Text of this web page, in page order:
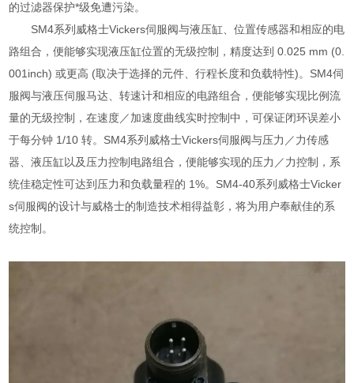
的过滤器保护*级免遭污染。
SM4系列威格士Vickers伺服阀与液压缸、位置传感器和相应的电
路组合，便能够实现液压缸位置的无级控制，精度达到 0.025 mm (0.
001inch) 或更高 (取决于选择的元件、行程长度和负载特性)。SM4伺
服阀与液压伺服马达、转速计和相应的电路组合，便能够实现比例流
量的无级控制，在速度／加速度曲线实时控制中，可保证闭环误差小
于每分钟 1/10 转。SM4系列威格士Vickers伺服阀与压力／力传感
器、液压缸以及压力控制电路组合，便能够实现的压力／力控制，系
统佳稳定性可达到压力和负载量程的 1%。SM4-40系列威格士Vicker
s伺服阀的设计与威格士的制造技术相得益彰，将为用户奉献佳的系
统控制。